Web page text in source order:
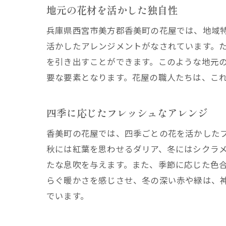
地元の花材を活かした独自性
兵庫県西宮市美方郡香美町の花屋では、地域
活かしたアレンジメントがなされています
を引き出すことができます。このような地
要な要素となります。花屋の職人たちは、こ
四季に応じたフレッシュなアレンジ
香美町の花屋では、四季ごとの花を活かし
秋には紅葉を思わせるダリア、冬にはシクラ
たな息吹を与えます。また、季節に応じた色
らぐ暖かさを感じさせ、冬の深い赤や緑は
でいます。